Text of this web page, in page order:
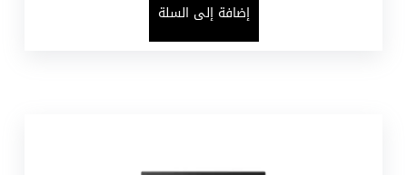
إضافة إلى السلة